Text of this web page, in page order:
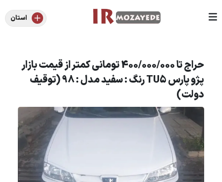
استان
حراج تا 400/000/000 تومانی کمتر از قیمت بازار
پژو پارس TU5 رنگ : سفید مدل : 98 (توقیف
دولت)